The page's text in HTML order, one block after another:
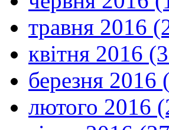
травня 2016
квітня 2016
березня 2016
лютого 2016